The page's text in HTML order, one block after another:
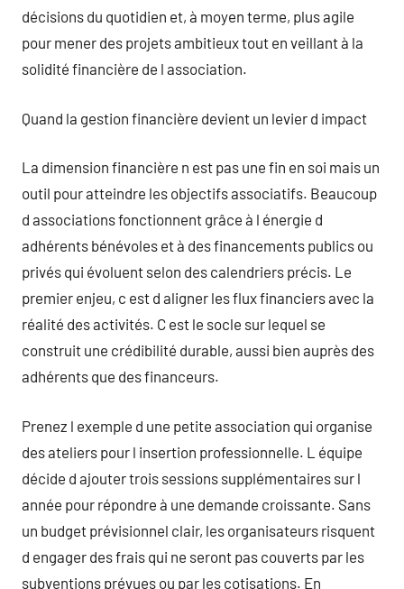
décisions du quotidien et, à moyen terme, plus agile
pour mener des projets ambitieux tout en veillant à la
solidité financière de l association.
Quand la gestion financière devient un levier d impact
La dimension financière n est pas une fin en soi mais un
outil pour atteindre les objectifs associatifs. Beaucoup
d associations fonctionnent grâce à l énergie d
adhérents bénévoles et à des financements publics ou
privés qui évoluent selon des calendriers précis. Le
premier enjeu, c est d aligner les flux financiers avec la
réalité des activités. C est le socle sur lequel se
construit une crédibilité durable, aussi bien auprès des
adhérents que des financeurs.
Prenez l exemple d une petite association qui organise
des ateliers pour l insertion professionnelle. L équipe
décide d ajouter trois sessions supplémentaires sur l
année pour répondre à une demande croissante. Sans
un budget prévisionnel clair, les organisateurs risquent
d engager des frais qui ne seront pas couverts par les
subventions prévues ou par les cotisations. En